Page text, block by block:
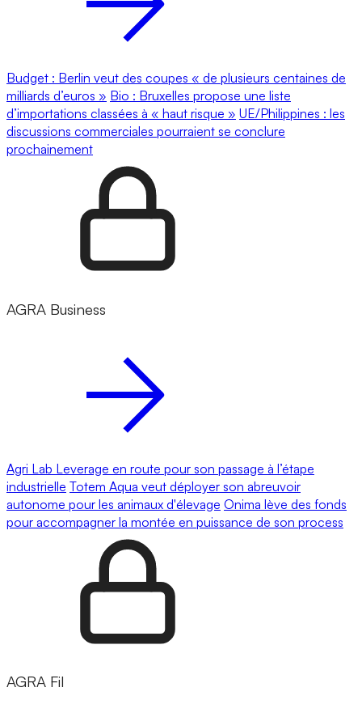
Budget : Berlin veut des coupes « de plusieurs centaines de
milliards d’euros » Bio : Bruxelles propose une liste
d’importations classées à « haut risque » UE/Philippines : les
discussions commerciales pourraient se conclure
prochainement
AGRA Business
Agri Lab Leverage en route pour son passage à l’étape
industrielle Totem Aqua veut déployer son abreuvoir
autonome pour les animaux d'élevage Onima lève des fonds
pour accompagner la montée en puissance de son process
AGRA Fil